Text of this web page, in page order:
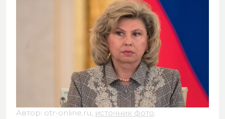
Автор: otr-online.ru, источник фото.